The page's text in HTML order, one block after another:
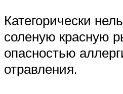
Категорически
соленую красную
опасностью
отравления.